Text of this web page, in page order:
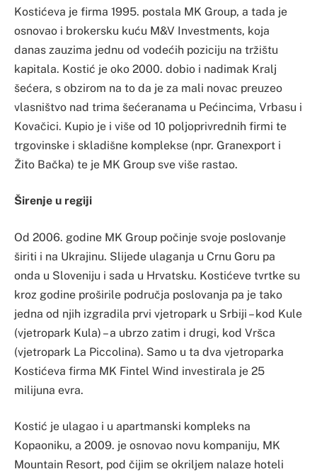
Kostićeva je firma 1995. postala MK Group, a tada je
osnovao i brokersku kuću M&V Investments, koja
danas zauzima jednu od vodećih poziciju na tržištu
kapitala. Kostić je oko 2000. dobio i nadimak Kralj
šećera, s obzirom na to da je za mali novac preuzeo
vlasništvo nad trima šećeranama u Pećincima, Vrbasu i
Kovačici. Kupio je i više od 10 poljoprivrednih firmi te
trgovinske i skladišne komplekse (npr. Granexport i
Žito Bačka) te je MK Group sve više rastao.
Širenje u regiji
Od 2006. godine MK Group počinje svoje poslovanje
širiti i na Ukrajinu. Slijede ulaganja u Crnu Goru pa
onda u Sloveniju i sada u Hrvatsku. Kostićeve tvrtke su
kroz godine proširile područja poslovanja pa je tako
jedna od njih izgradila prvi vjetropark u Srbiji – kod Kule
(vjetropark Kula) – a ubrzo zatim i drugi, kod Vršca
(vjetropark La Piccolina). Samo u ta dva vjetroparka
Kostićeva firma MK Fintel Wind investirala je 25
milijuna evra.
Kostić je ulagao i u apartmanski kompleks na
Kopaoniku, a 2009. je osnovao novu kompaniju, MK
Mountain Resort, pod čijim se okriljem nalaze hoteli